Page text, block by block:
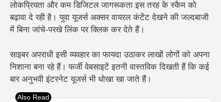
लोकप्रियता और कम डिजिटल जागरूकता इस तरह के स्कैम को
बढ़ावा दे रही है। युवा यूजर्स अक्सर वायरल कंटेंट देखने की जल्दबाजी
में बिना जांचे-परखे लिंक पर क्लिक कर देते हैं।
साइबर अपराधी इसी व्यवहार का फायदा उठाकर लाखों लोगों को अपना
निशाना बना रहे हैं। फर्जी वेबसाइटें इतनी वास्तविक दिखती हैं कि कई
बार अनुभवी इंटरनेट यूजर्स भी धोखा खा जाते हैं।